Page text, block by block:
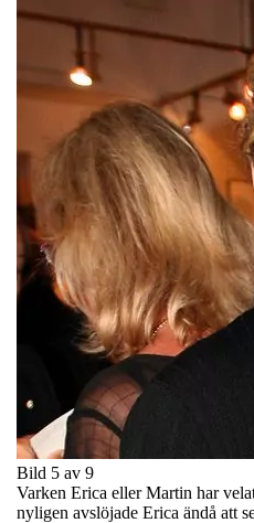
Bild 5 av 9
Varken Erica eller Martin har
nyligen avslöjade Erica ändå att